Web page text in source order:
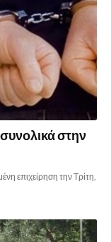
στην
επιχείρηση την Τρίτη,